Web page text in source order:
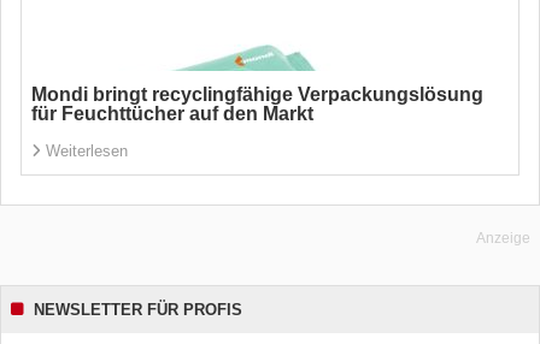
Mondi bringt recyclingfähige Verpackungslösung
für Feuchttücher auf den Markt
Weiterlesen
Anzeige
NEWSLETTER FÜR PROFIS